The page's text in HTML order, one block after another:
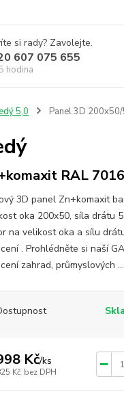
si rady? Zavolejte.
607 075 655
hodina
5,0 Panel 3D
RAL
3D panel Zn+komaxit
oka 200x50, síla drátu
na velikost oka a sílu
. Prohlédněte si naší
zahrad, průmyslových ...
Kč/ks
Kč bez DPH